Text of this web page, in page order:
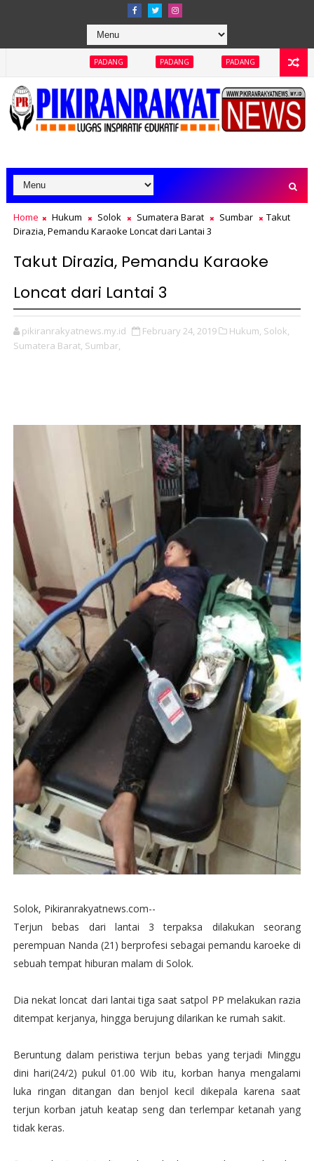
PADANG PADANG PADANG PADANG
Home Hukum Solok Sumatera Barat Sumbar
Takut
Dirazia, Pemandu Karaoke Loncat dari Lantai 3
Takut Dirazia, Pemandu Karaoke
Loncat dari Lantai 3
pikiranrakyatnews.my.id February 24, 2019 Hukum, Solok,
Sumatera Barat, Sumbar,
Solok, Pikiranrakyatnews.com--
Terjun bebas dari lantai 3 terpaksa dilakukan seorang
perempuan Nanda (21) berprofesi sebagai pemandu karoeke di
sebuah tempat hiburan malam di Solok.
Dia nekat loncat dari lantai tiga saat satpol PP melakukan razia
ditempat kerjanya, hingga berujung dilarikan ke rumah sakit.
Beruntung dalam peristiwa terjun bebas yang terjadi Minggu
dini hari(24/2) pukul 01.00 Wib itu, korban hanya mengalami
luka ringan ditangan dan benjol kecil dikepala karena saat
terjun korban jatuh keatap seng dan terlempar ketanah yang
tidak keras.